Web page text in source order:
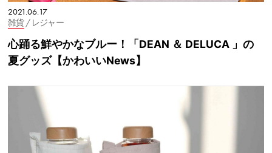
2021.06.17
雑貨/ レジャー
心踊る鮮やかなブルー！「DEAN ＆ DELUCA 」の
夏グッズ【かわいいNews】